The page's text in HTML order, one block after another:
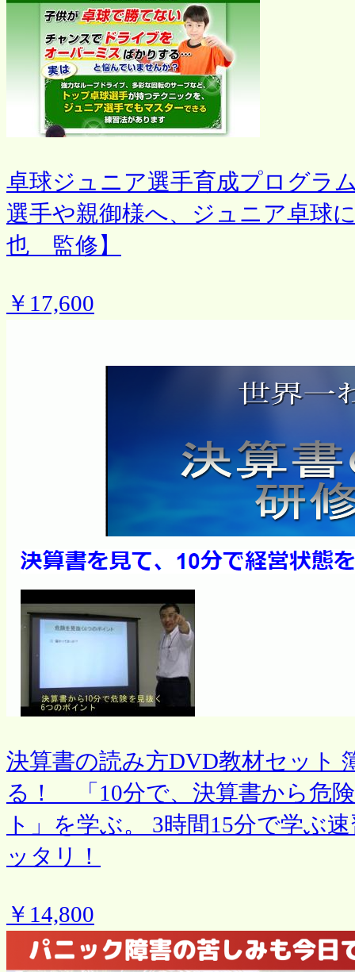
卓球ジュニア選手育成プログラ
選手や親御様へ、ジュニア卓球
也 監修】
￥17,600
決算書の読み方DVD教材セット
る！ 「10分で、決算書から危
ト」を学ぶ。 3時間15分で学ぶ
ッタリ！
￥14,800